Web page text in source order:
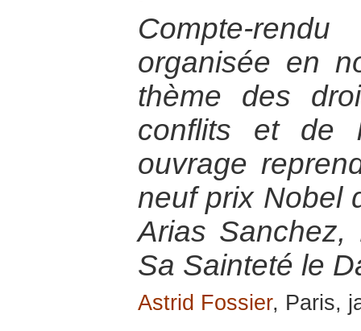
Compte-
organisée en
thème des
conflits et de
ouvrage
neuf prix Nobel
Arias Sanchez,
Sa Sainteté le
Astrid Fossier, Paris,